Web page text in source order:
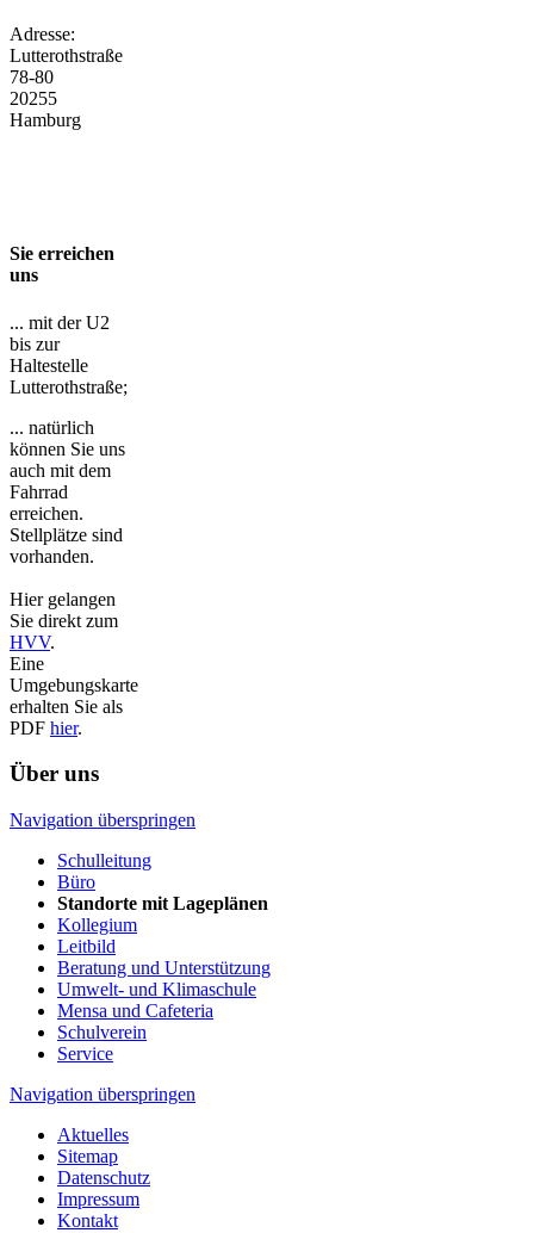
Adresse:
Lutterothstraße
78-80
20255
Hamburg
Sie erreichen
uns
... mit der U2
bis zur
Haltestelle
Lutterothstraße;
... natürlich
können Sie uns
auch mit dem
Fahrrad
erreichen.
Stellplätze sind
vorhanden.
Hier gelangen
Sie direkt zum
HVV.
Eine
Umgebungskarte
erhalten Sie als
PDF hier.
Über uns
Navigation überspringen
Schulleitung
Büro
Standorte mit Lageplänen
Kollegium
Leitbild
Beratung und Unterstützung
Umwelt- und Klimaschule
Mensa und Cafeteria
Schulverein
Service
Navigation überspringen
Aktuelles
Sitemap
Datenschutz
Impressum
Kontakt